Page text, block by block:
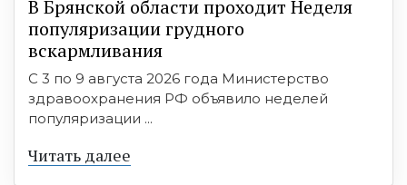
В Брянской области проходит Неделя
популяризации грудного
вскармливания
С 3 по 9 августа 2026 года Министерство
здравоохранения РФ объявило неделей
популяризации ...
Читать далее